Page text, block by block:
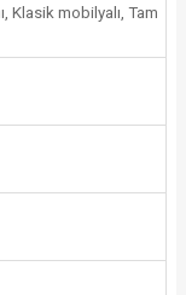
Klasik mobilyalı, Tam